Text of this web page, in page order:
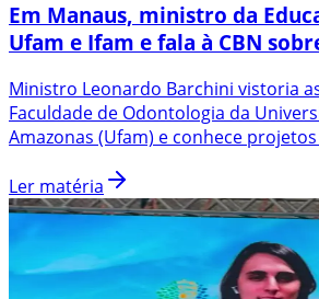
Em Manaus, ministro da
Ufam e Ifam e fala à CBN
Ministro Leonardo Barchini vistoria
Faculdade de Odontologia da
Amazonas (Ufam) e conhece
Ler matéria